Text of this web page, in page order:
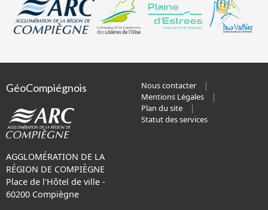
GéoCompiégnois
AGGLOMÉRATION DE LA
RÉGION DE COMPIÈGNE
Place de l'Hôtel de ville -
60200 Compiègne
Nous contacter
Mentions Légales
Plan du site
Statut des services